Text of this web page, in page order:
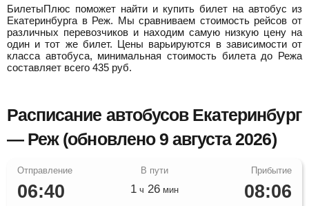
БилетыПлюс поможет найти и купить билет на автобус из
Екатеринбурга в Реж. Мы сравниваем стоимость рейсов от
различных перевозчиков и находим самую низкую цену на
один и тот же билет. Цены варьируются в зависимости от
класса автобуса, минимальная стоимость билета до Режа
составляет всего 435 руб.
Расписание автобусов Екатеринбург
— Реж (обновлено 9 августа 2026)
06:40 08:06
1 ч 26 мин